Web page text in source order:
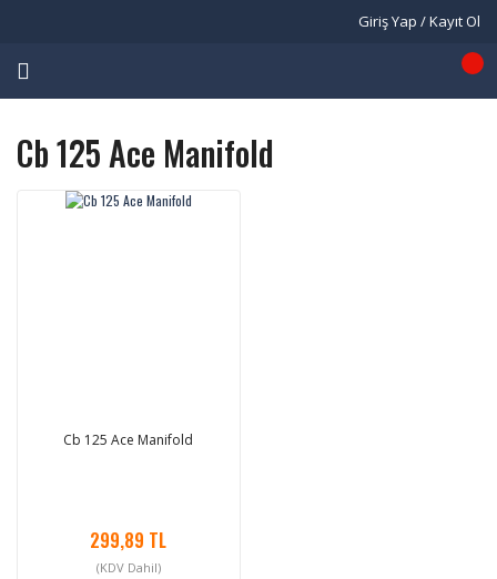
Giriş Yap / Kayıt Ol
Cb 125 Ace Manifold
Cb 125 Ace Manifold
299,89 TL
(KDV Dahil)